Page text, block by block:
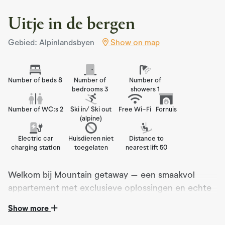
Uitje in de bergen
Gebied: Alpinlandsbyen Show on map
Number of beds 8
Number of
bedrooms 3
Number of
showers 1
Number of WC:s 2
Ski in/ Ski out
(alpine)
Free Wi-Fi Fornuis
Electric car
charging station
Huisdieren niet
toegelaten
Distance to
nearest lift 50
Welkom bij Mountain getaway – een smaakvol
appartement met exclusieve oplossingen en echte
3 slaapkamers, 8 bedden. 1,5 badkamers.
Show more